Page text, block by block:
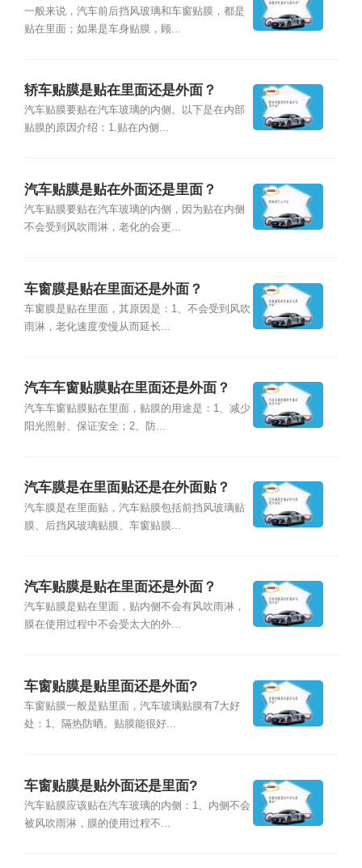
一般来说，汽车前后挡风玻璃和车窗贴膜，都是
贴在里面；如果是车身贴膜，顾...
轿车贴膜是贴在里面还是外面？
汽车贴膜要贴在汽车玻璃的内侧。以下是在内部
贴膜的原因介绍：1.贴在内侧...
汽车贴膜是贴在外面还是里面？
汽车贴膜要贴在汽车玻璃的内侧，因为贴在内侧
不会受到风吹雨淋，老化的会更...
车窗膜是贴在里面还是外面？
车窗膜是贴在里面，其原因是：1、不会受到风吹
雨淋，老化速度变慢从而延长...
汽车车窗贴膜贴在里面还是外面？
汽车车窗贴膜贴在里面，贴膜的用途是：1、减少
阳光照射、保证安全；2、防...
汽车膜是在里面贴还是在外面贴？
汽车膜是在里面贴，汽车贴膜包括前挡风玻璃贴
膜、后挡风玻璃贴膜、车窗贴膜...
汽车贴膜是贴在里面还是外面？
汽车贴膜是贴在里面，贴内侧不会有风吹雨淋，
膜在使用过程中不会受太大的外...
车窗贴膜是贴里面还是外面?
车窗贴膜一般是贴里面，汽车玻璃贴膜有7大好
处：1、隔热防晒。贴膜能很好...
车窗贴膜是贴外面还是里面?
汽车贴膜应该贴在汽车玻璃的内侧：1、内侧不会
被风吹雨淋，膜的使用过程不...